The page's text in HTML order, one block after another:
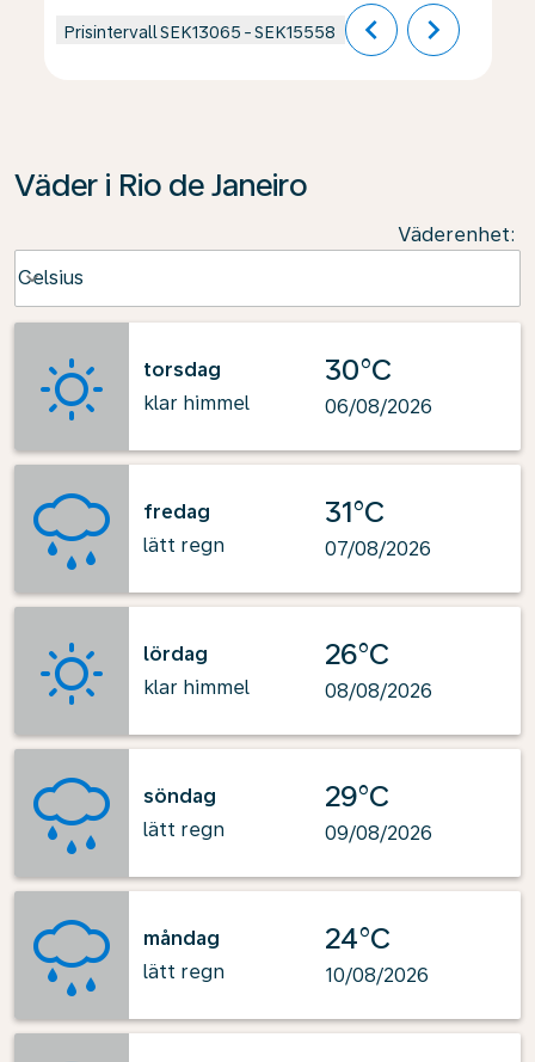
PrisintervallSEK13065 -SEK15558 chevron_left chevron_right
Väder i Rio de Janeiro
Väderenhet:
Celsius
keyboard_arrow_down
torsdag
klar himmel
30°C
06/08/2026
fredag
lätt regn
31°C
07/08/2026
lördag
klar himmel
26°C
08/08/2026
söndag
lätt regn
29°C
09/08/2026
måndag
lätt regn
24°C
10/08/2026